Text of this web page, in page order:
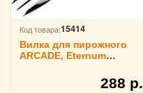
Код товара:15414
Вилка для пирожного
ARCADE, Eternum
288 р.